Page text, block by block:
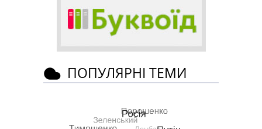
ПОПУЛЯРНІ ТЕМИ